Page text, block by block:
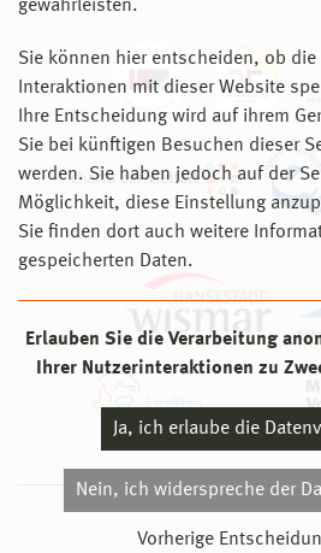
gewährleisten.
Sie können hier entscheiden, ob die
Interaktionen mit dieser Website
Ihre Entscheidung wird auf ihrem
Sie bei künftigen Besuchen dieser
werden. Sie haben jedoch auf der
Möglichkeit, diese Einstellung
Sie finden dort auch weitere
gespeicherten Daten.
Erlauben Sie die Verarbeitung
Ihrer Nutzerinteraktionen zu
Ja, ich erlaube die
Nein, ich widerspreche der
Vorherige